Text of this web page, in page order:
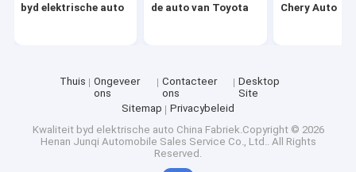
byd elektrische auto de auto van Toyota Chery Auto
Thuis
Ongeveer
ons
Contacteer
ons
Desktop
Site
Sitemap
Privacybeleid
Kwaliteit byd elektrische auto China Fabriek.Copyright © 2026
Henan Junqi Automobile Sales Service Co., Ltd.. All Rights
Reserved.